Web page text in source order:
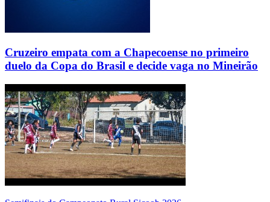
Cruzeiro empata com a Chapecoense no primeiro
duelo da Copa do Brasil e decide vaga no Mineirão